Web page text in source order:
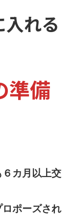
れる
準備
カ月以上交
ポーズされ